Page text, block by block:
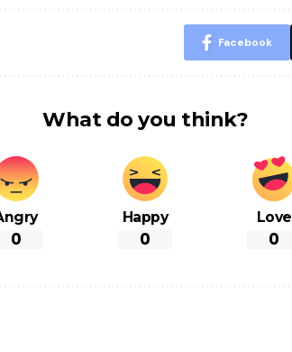
Facebook
What do you think?
0
Happy
0
Love
0